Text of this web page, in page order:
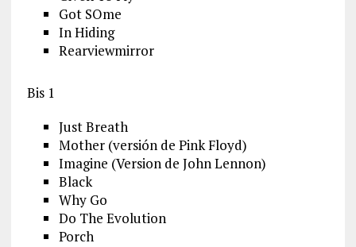
Got SOme
In Hiding
Rearviewmirror
Bis 1
Just Breath
Mother (versión de Pink Floyd)
Imagine (Version de John Lennon)
Black
Why Go
Do The Evolution
Porch